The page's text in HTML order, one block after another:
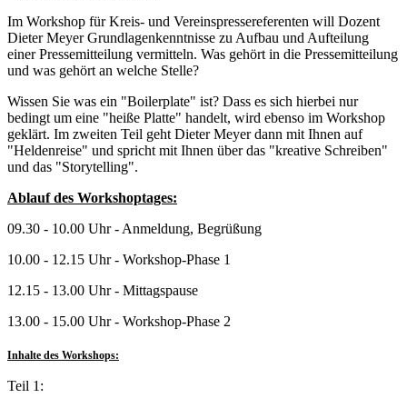
Im Workshop für Kreis- und Vereinspresse­referenten will Dozent
Dieter Meyer Grund­lagenkenntnisse zu Aufbau und Aufteilung
einer Pressemitteilung vermitteln. Was ge­hört in die Pressemitteilung
und was gehört an welche Stelle?
Wissen Sie was ein "Boilerplate" ist? Dass es sich hierbei nur
bedingt um eine "heiße Platte" handelt, wird ebenso im Workshop
geklärt. Im zweiten Teil geht Dieter Meyer dann mit Ihnen auf
"Heldenreise" und spricht mit Ihnen über das "kreative Schrei­ben"
und das "Storytelling".
Ablauf des Workshoptages:
09.30 - 10.00 Uhr - Anmeldung, Begrüßung
10.00 - 12.15 Uhr - Workshop-Phase 1
12.15 - 13.00 Uhr - Mittagspause
13.00 - 15.00 Uhr - Workshop-Phase 2
Inhalte des Workshops:
Teil 1: